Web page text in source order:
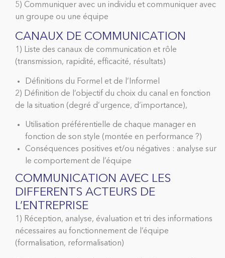
5) Communiquer avec un individu et communiquer avec
un groupe ou une équipe
CANAUX DE COMMUNICATION
1) Liste des canaux de communication et rôle
(transmission, rapidité, efficacité, résultats)
Définitions du Formel et de l’Informel
2) Définition de l’objectif du choix du canal en fonction
de la situation (degré d’urgence, d’importance),
Utilisation préférentielle de chaque manager en
fonction de son style (montée en performance ?)
Conséquences positives et/ou négatives : analyse sur
le comportement de l’équipe
COMMUNICATION AVEC LES
DIFFERENTS ACTEURS DE
L’ENTREPRISE
1) Réception, analyse, évaluation et tri des informations
nécessaires au fonctionnement de l’équipe
(formalisation, reformalisation)